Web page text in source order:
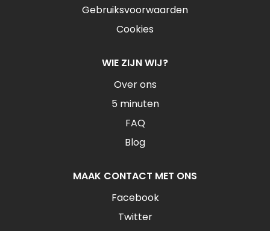
Gebruiksvoorwaarden
Cookies
WIE ZIJN WIJ?
Over ons
5 minuten
FAQ
Blog
MAAK CONTACT MET ONS
Facebook
Twitter